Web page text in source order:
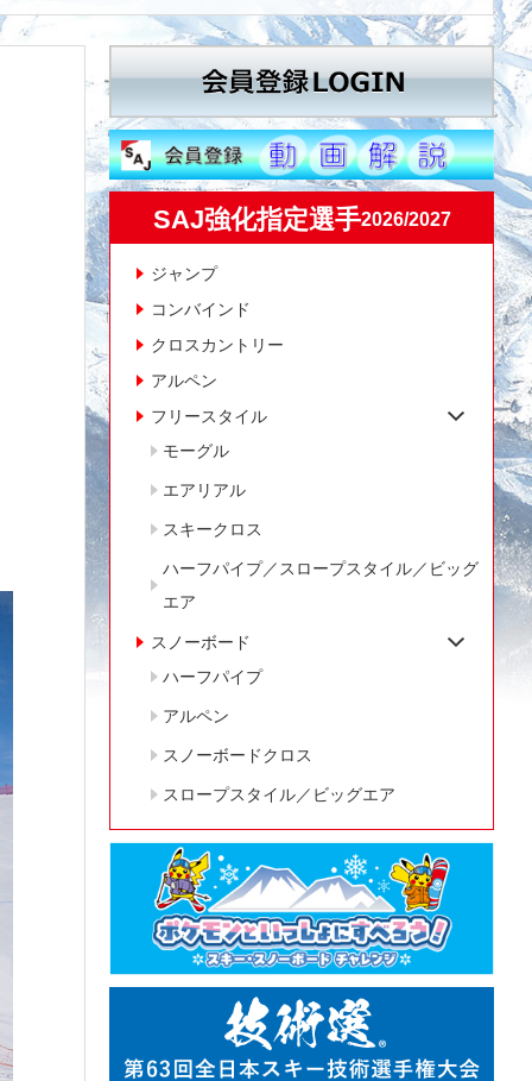
SAJ強化指定選手2026/2027
ジャンプ
コンバインド
クロスカントリー
アルペン
フリースタイル
モーグル
エアリアル
スキークロス
ハーフパイプ／スロープスタイル／ビッグ
エア
スノーボード
ハーフパイプ
アルペン
スノーボードクロス
スロープスタイル／ビッグエア